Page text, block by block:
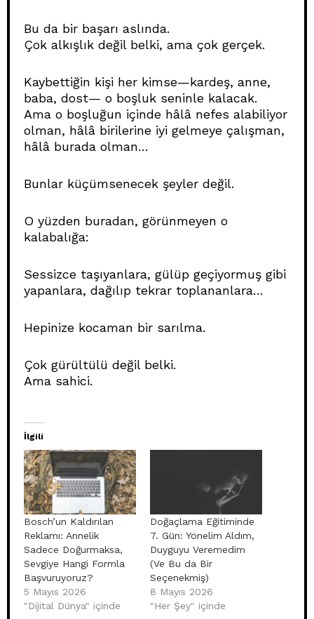
Bu da bir başarı aslında.
Çok alkışlık değil belki, ama çok gerçek.
Kaybettiğin kişi her kimse—kardeş, anne,
baba, dost— o boşluk seninle kalacak.
Ama o boşluğun içinde hâlâ nefes alabiliyor
olman, hâlâ birilerine iyi gelmeye çalışman,
hâlâ burada olman…
Bunlar küçümsenecek şeyler değil.
O yüzden buradan, görünmeyen o
kalabalığa:
Sessizce taşıyanlara, gülüp geçiyormuş gibi
yapanlara, dağılıp tekrar toplananlara…
Hepinize kocaman bir sarılma.
Çok gürültülü değil belki.
Ama sahici.
İlgili
Bosch’un Kaldırılan
Reklamı: Annelik
Sadece Doğurmaksa,
Sevgiye Hangi Formla
Başvuruyoruz?
5 Mayıs 2026
"Dijital Dünya" içinde
Doğaçlama Eğitiminde
7. Gün: Yönelim Aldım,
Duyguyu Veremedim
(Ve Bu da Bir
Seçenekmiş)
8 Mayıs 2026
"Her Şey" içinde